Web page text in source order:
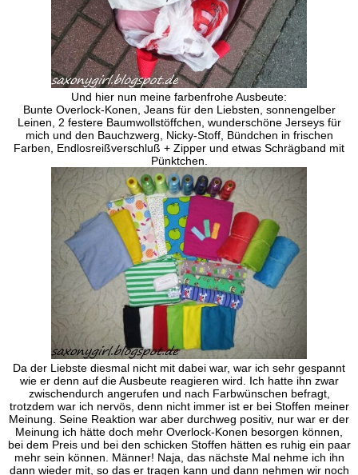
Und hier nun meine farbenfrohe Ausbeute:
Bunte Overlock-Konen, Jeans für den Liebsten, sonnengelber
Leinen, 2 festere Baumwollstöffchen, wunderschöne Jerseys für
mich und den Bauchzwerg, Nicky-Stoff, Bündchen in frischen
Farben, Endlosreißverschluß + Zipper und etwas Schrägband mit
Pünktchen.
Da der Liebste diesmal nicht mit dabei war, war ich sehr gespannt
wie er denn auf die Ausbeute reagieren wird. Ich hatte ihn zwar
zwischendurch angerufen und nach Farbwünschen befragt,
trotzdem war ich nervös, denn nicht immer ist er bei Stoffen meiner
Meinung. Seine Reaktion war aber durchweg positiv, nur war er der
Meinung ich hätte doch mehr Overlock-Konen besorgen können,
bei dem Preis und bei den schicken Stoffen hätten es ruhig ein paar
mehr sein können. Männer! Naja, das nächste Mal nehme ich ihn
dann wieder mit, so das er tragen kann und dann nehmen wir noch